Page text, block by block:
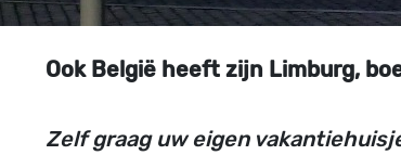
Ook België heeft zijn Limburg,
Zelf graag uw eigen